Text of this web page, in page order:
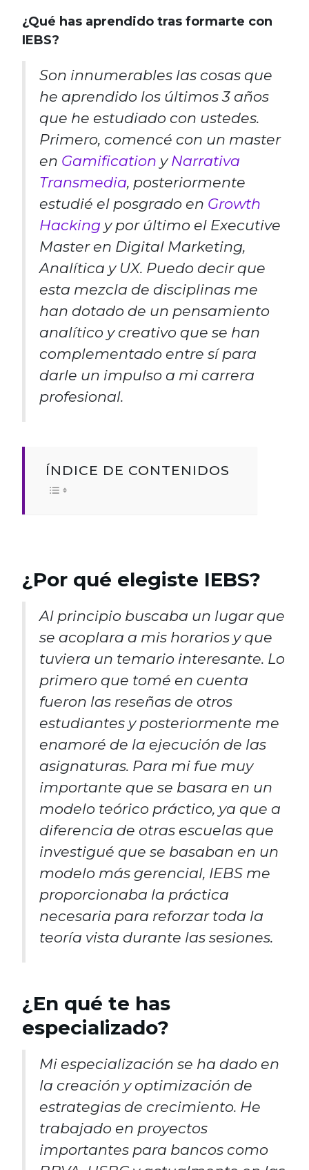
¿Qué has aprendido tras formarte con
IEBS?
Son innumerables las cosas que
he aprendido los últimos 3 años
que he estudiado con ustedes.
Primero, comencé con un master
en Gamification y Narrativa
Transmedia, posteriormente
estudié el posgrado en Growth
Hacking y por último el Executive
Master en Digital Marketing,
Analítica y UX. Puedo decir que
esta mezcla de disciplinas me
han dotado de un pensamiento
analítico y creativo que se han
complementado entre sí para
darle un impulso a mi carrera
profesional.
ÍNDICE DE CONTENIDOS
¿Por qué elegiste IEBS?
Al principio buscaba un lugar que
se acoplara a mis horarios y que
tuviera un temario interesante. Lo
primero que tomé en cuenta
fueron las reseñas de otros
estudiantes y posteriormente me
enamoré de la ejecución de las
asignaturas. Para mi fue muy
importante que se basara en un
modelo teórico práctico, ya que a
diferencia de otras escuelas que
investigué que se basaban en un
modelo más gerencial, IEBS me
proporcionaba la práctica
necesaria para reforzar toda la
teoría vista durante las sesiones.
¿En qué te has
especializado?
Mi especialización se ha dado en
la creación y optimización de
estrategias de crecimiento. He
trabajado en proyectos
importantes para bancos como